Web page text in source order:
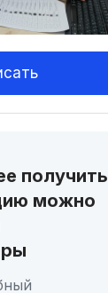
получить
можно